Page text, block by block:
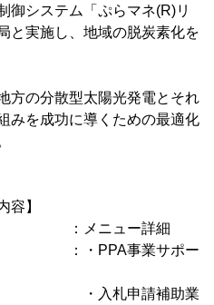
御システム「ぷらマネ(R)リ
と実施し、地域の脱炭素化を
方の分散型太陽光発電とそれ
みを成功に導くための最適化
容】
：メニュー詳細
・PPA事業サポー
請補助業